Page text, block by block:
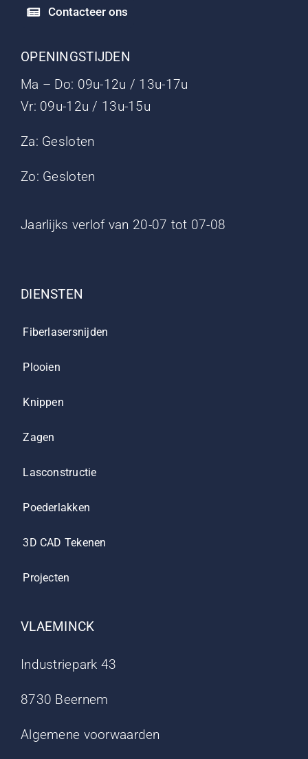
Contacteer ons
OPENINGSTIJDEN
Ma – Do: 09u-12u / 13u-17u
Vr: 09u-12u / 13u-15u
Za: Gesloten
Zo: Gesloten
Jaarlijks verlof van 20-07 tot 07-08
DIENSTEN
Fiberlasersnijden
Plooien
Knippen
Zagen
Lasconstructie
Poederlakken
3D CAD Tekenen
Projecten
VLAEMINCK
Industriepark 43
8730 Beernem
Algemene voorwaarden